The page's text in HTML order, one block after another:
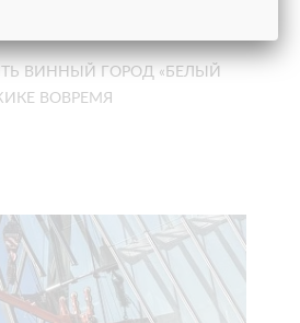
ВИННЫЙ ГОРОД «БЕЛЫЙ
ВОВРЕМЯ